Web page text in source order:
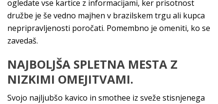
ogledate vse kartice z informacijami, ker prisotnost
družbe je še vedno majhen v brazilskem trgu ali kupca
nepripravljenosti poročati. Pomembno je omeniti, ko se
zavedaš.
NAJBOLJŠA SPLETNA MESTA Z
NIZKIMI OMEJITVAMI.
Svojo najljubšo kavico in smothee iz sveže stisnjenega